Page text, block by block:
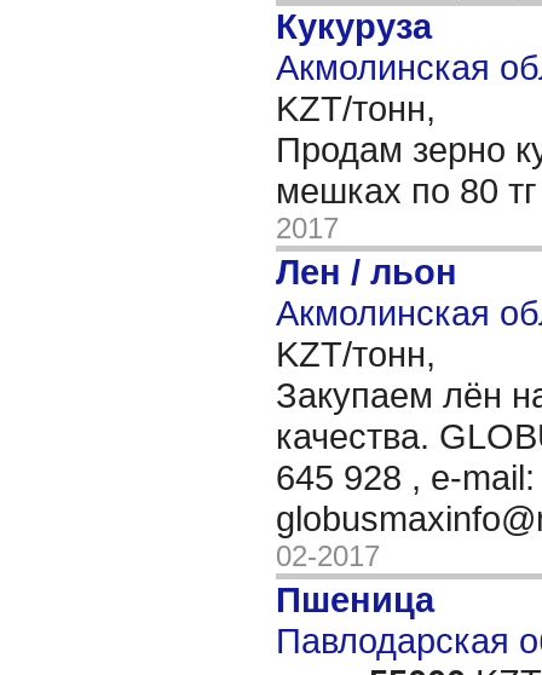
Кукуруза
Акмолинская
KZT/тонн,
Продам зерно
мешках по 80
2017
Лен / льон
Акмолинская
KZT/тонн,
Закупаем лён
качества.
645 928 , e-mail:
02-2017
Пшеница
Павлодарская